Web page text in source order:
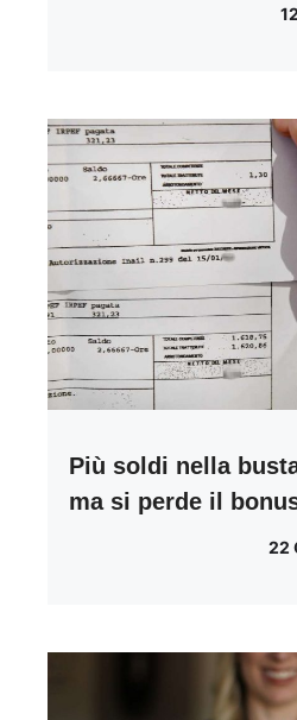
Più soldi nella
ma si perde il
22